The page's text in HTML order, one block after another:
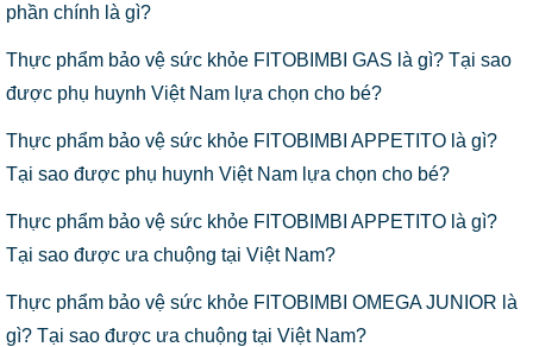
phần chính là gì?
Thực phẩm bảo vệ sức khỏe FITOBIMBI GAS là gì? Tại sao
được phụ huynh Việt Nam lựa chọn cho bé?
Thực phẩm bảo vệ sức khỏe FITOBIMBI APPETITO là gì?
Tại sao được phụ huynh Việt Nam lựa chọn cho bé?
Thực phẩm bảo vệ sức khỏe FITOBIMBI APPETITO là gì?
Tại sao được ưa chuộng tại Việt Nam?
Thực phẩm bảo vệ sức khỏe FITOBIMBI OMEGA JUNIOR là
gì? Tại sao được ưa chuộng tại Việt Nam?